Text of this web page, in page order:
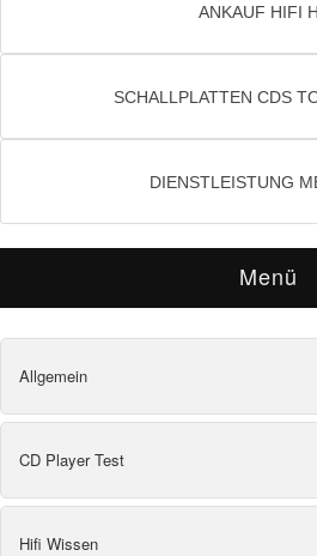
ANKAUF HIFI
SCHALLPLATTEN CDS
DIENSTLEISTUNG
Menü
Allgemein
CD Player Test
Hifi Wissen